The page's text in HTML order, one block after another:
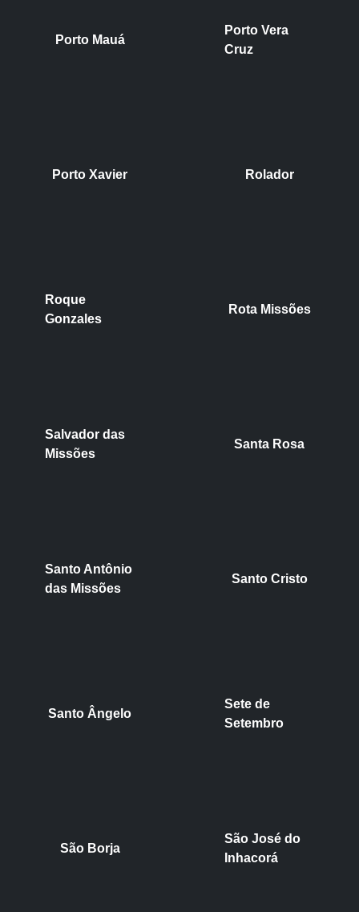
Porto Mauá
Porto Vera
Cruz
Porto Xavier Rolador
Roque
Gonzales
Rota Missões
Salvador das
Missões
Santa Rosa
Santo Antônio
das Missões
Santo Cristo
Santo Ângelo
Sete de
Setembro
São Borja
São José do
Inhacorá